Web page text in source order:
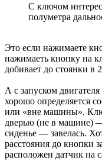
С ключом
полуметра
Это если нажимаете
нажимаеть кнопку на
добивает до стоянки в
А с запуском
хорошо определяется
или «вне машины».
дверью (не в машине)
сиденье — завелась.
расстояния до кнопки
расположен датчик на